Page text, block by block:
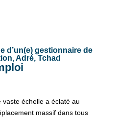
d’un(e) gestionnaire de
Adré, Tchad
échelle a éclaté au
massif dans tous